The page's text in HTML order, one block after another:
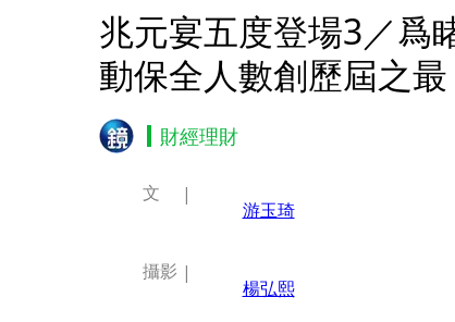
兆元宴五度登場3／
動保全人數創歷屆之最
財經理財
文
游玉琦
攝影
楊弘熙